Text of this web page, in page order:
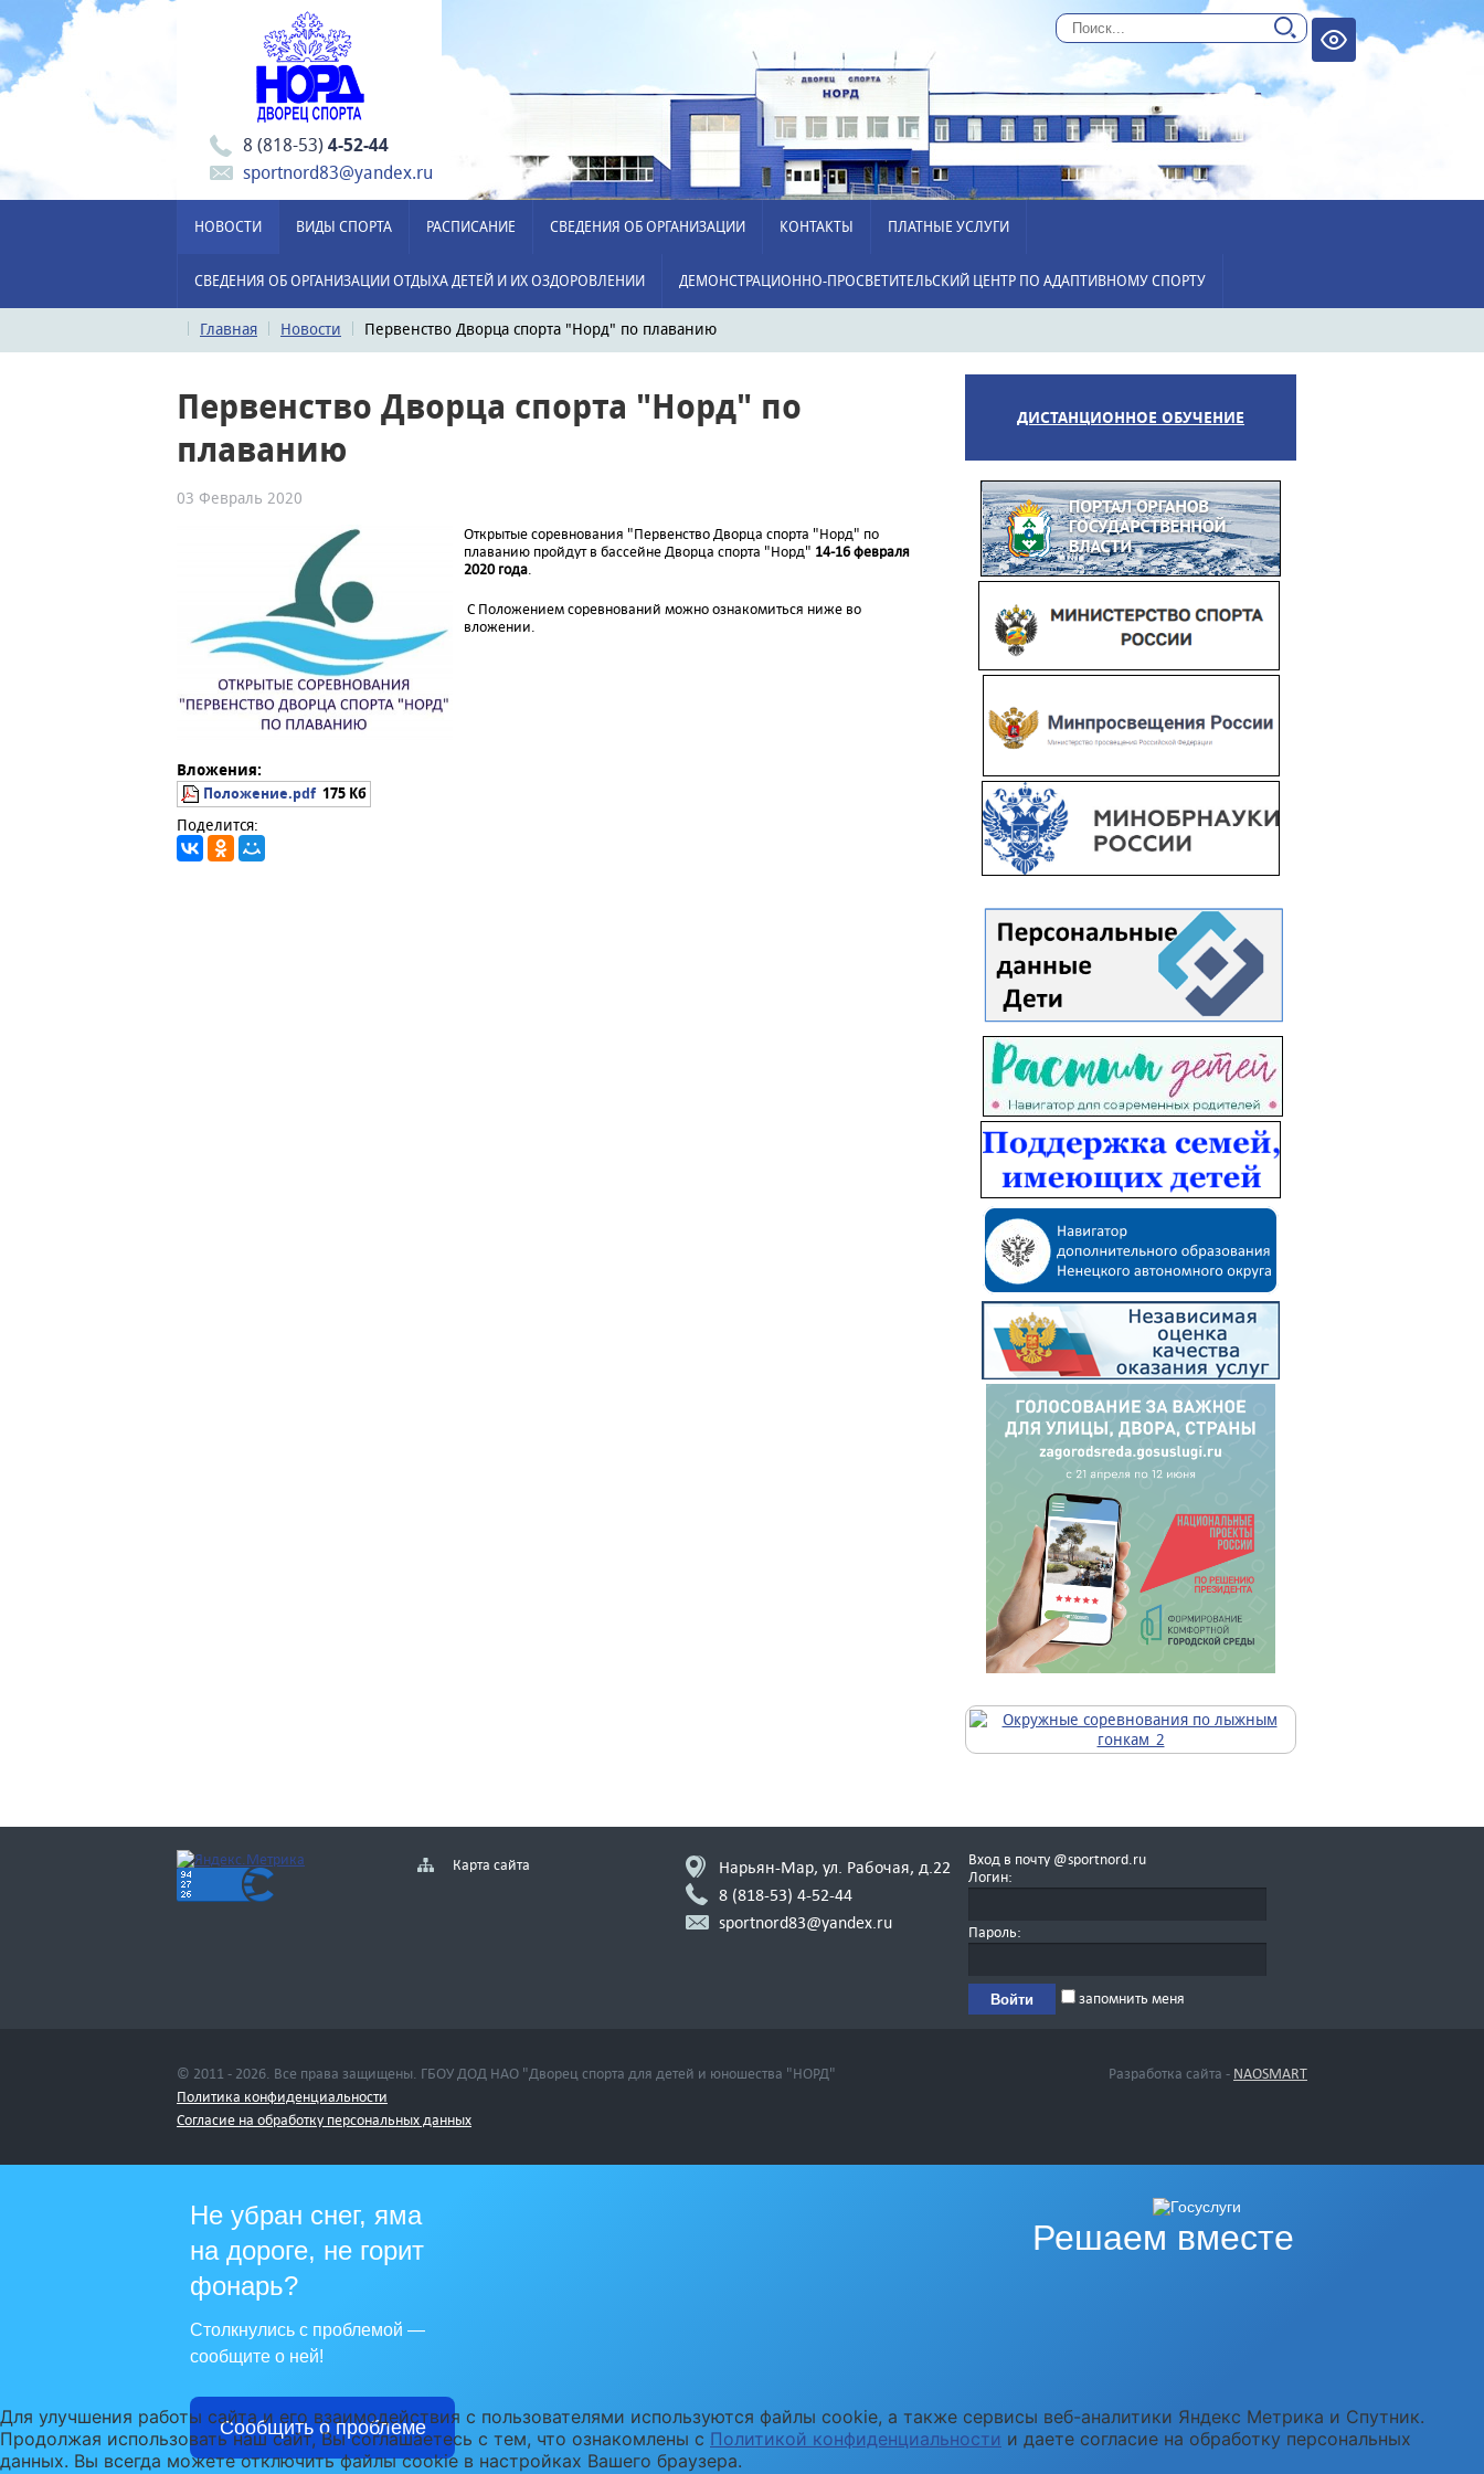
8 (818-53)4-52-44
sportnord83@yandex.ru
НОВОСТИ ВИДЫ СПОРТА РАСПИСАНИЕ СВЕДЕНИЯ ОБ ОРГАНИЗАЦИИ КОНТАКТЫ ПЛАТНЫЕ УСЛУГИ
СВЕДЕНИЯ ОБ ОРГАНИЗАЦИИ ОТДЫХА ДЕТЕЙ И ИХ ОЗДОРОВЛЕНИИ ДЕМОНСТРАЦИОННО-ПРОСВЕТИТЕЛЬСКИЙ ЦЕНТР ПО АДАПТИВНОМУ СПОРТУ
Главная Новости Первенство Дворца спорта "Норд" по плаванию
Первенство Дворца спорта "Норд" по
плаванию
03 Февраль 2020
Открытые соревнования "Первенство Дворца спорта "Норд" по
плаванию пройдут в бассейне Дворца спорта "Норд" 14-16 февраля
2020 года
С Положением соревнований можно ознакомиться ниже во
вложении.
Вложения:
Положeние.pdf 175 Кб
Поделится:
ДИСТАНЦИОННОЕ ОБУЧЕНИЕ
Карта сайта
Нарьян-Мар, ул. Рабочая, д.22
8 (818-53) 4-52-44
sportnord83@yandex.ru
Вход в почту @sportnord.ru
Логин:
Пароль:
запомнить меня
© 2011 - 2026. Все права защищены. ГБОУ ДОД НАО "Дворец спорта для детей и юношества "НОРД"
Политика конфиденциальности
Cогласие на обработку персональных данных
Разработка сайта - NAOSMART
Решаем вместе
Не убран снег, яма
на дороге, не горит
фонарь?
Столкнулись с проблемой —
сообщите о ней!
Сообщить о проблеме
Для улучшения работы сайта и его взаимодействия с пользователями используются файлы cookie, а также сервисы веб-аналитики Яндекс Метрика и Спутник.
Продолжая использовать наш сайт, Вы соглашаетесь с тем, что ознакомлены с Политикой конфиденциальности и даете согласие на обработку персональных
данных. Вы всегда можете отключить файлы cookie в настройках Вашего браузера.